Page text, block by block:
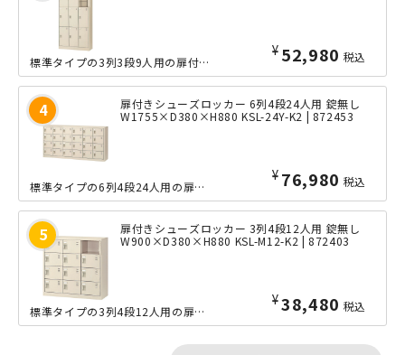
¥ 52,980 税込
標準タイプの3列3段9人用の扉付きシューズロッカーです。中身を見せない収納により...
扉付きシューズロッカー 6列4段24人用 錠無し
W1755×D380×H880 KSL-24Y-K2 | 872453
¥ 76,980 税込
標準タイプの6列4段24人用の扉付きシューズロッカーです。中身を見せない収納によ...
扉付きシューズロッカー 3列4段12人用 錠無し
W900×D380×H880 KSL-M12-K2 | 872403
¥38,480 税込
標準タイプの3列4段12人用の扉付きシューズロッカーです。中身を見せない収納によ...